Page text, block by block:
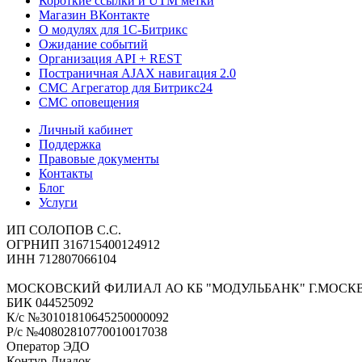
Магазин ВКонтакте
О модулях для 1С-Битрикс
Ожидание событий
Организация API + REST
Постраничная AJAX навигация 2.0
СМС Агрегатор для Битрикс24
СМС оповещения
Личный кабинет
Поддержка
Правовые документы
Контакты
Блог
Услуги
ИП СОЛОПОВ С.С.
ОГРНИП 316715400124912
ИНН 712807066104
МОСКОВСКИЙ ФИЛИАЛ АО КБ "МОДУЛЬБАНК"
БИК 044525092
К/с №30101810645250000092
Р/с №40802810770010017038
Оператор ЭДО